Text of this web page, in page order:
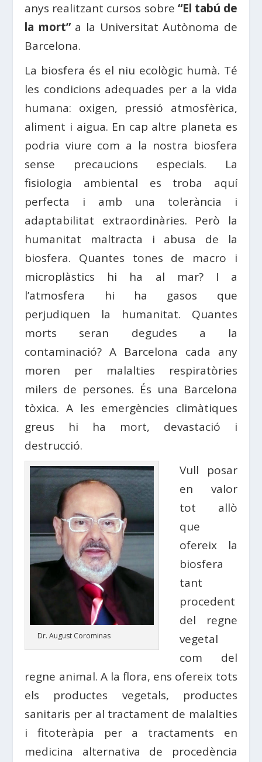
anys realitzant cursos sobre “El tabú de
la mort”a la Universitat Autònoma de
Barcelona.
La biosfera és el niu ecològic humà. Té
les condicions adequades per a la vida
humana: oxigen, pressió atmosfèrica,
aliment i aigua. En cap altre planeta es
podria viure com a la nostra biosfera
sense precaucions especials. La
fisiologia ambiental es troba aquí
perfecta i amb una tolerància i
adaptabilitat extraordinàries. Però la
humanitat maltracta i abusa de la
biosfera. Quantes tones de macro i
microplàstics hi ha al mar? I a
l’atmosfera hi ha gasos que
perjudiquen la humanitat. Quantes
morts seran degudes a la
contaminació? A Barcelona cada any
moren per malalties respiratòries
milers de persones. És una Barcelona
tòxica. A les emergències climàtiques
greus hi ha mort, devastació i
destrucció.
Dr. August Corominas
Vull posar
en valor
tot allò
que
ofereix la
biosfera
tant
procedent
del regne
vegetal
com del
regne animal. A la flora, ens ofereix tots
els productes vegetals, productes
sanitaris per al tractament de malalties
i fitoteràpia per a tractaments en
medicina alternativa de procedència